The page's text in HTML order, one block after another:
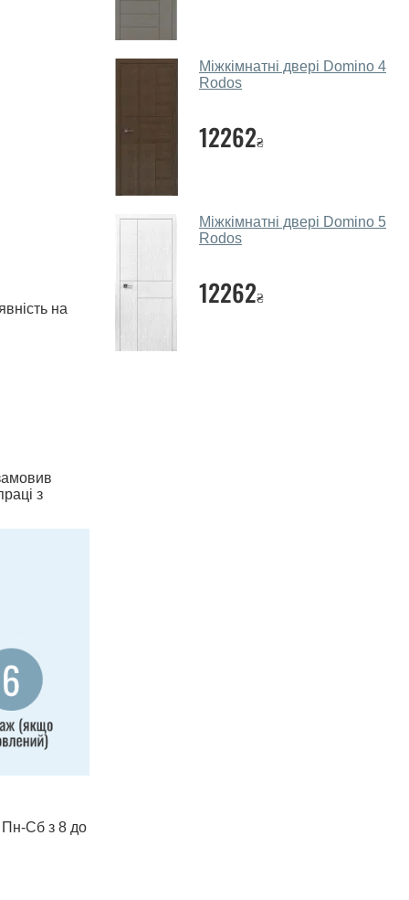
на
з
Пн-Сб з 8 до
Міжкімнатні двері Domino 4
Rodos
12262₴
Міжкімнатні двері Domino 5
Rodos
12262₴